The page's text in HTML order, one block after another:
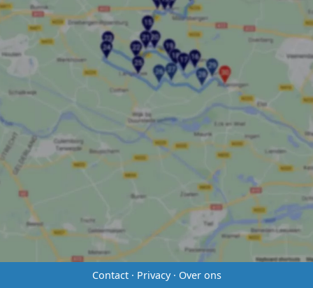
Contact· Privacy· Over ons